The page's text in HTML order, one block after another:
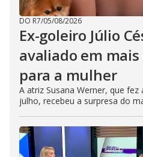
DO R7/05/08/2026
Ex-goleiro Júlio
avaliado em mais
para a mulher
A atriz Susana Werner, que
julho, recebeu a surpresa do